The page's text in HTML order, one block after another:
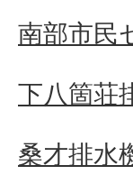
南部市民
下八箇荘
桑才排水